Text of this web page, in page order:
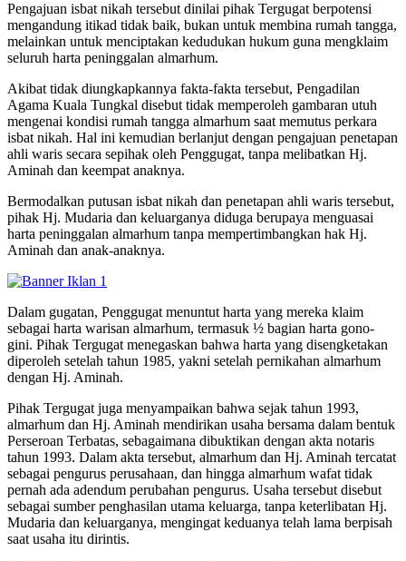
Pengajuan isbat nikah tersebut dinilai pihak Tergugat berpotensi
mengandung itikad tidak baik, bukan untuk membina rumah tangga,
melainkan untuk menciptakan kedudukan hukum guna mengklaim
seluruh harta peninggalan almarhum.
Akibat tidak diungkapkannya fakta-fakta tersebut, Pengadilan
Agama Kuala Tungkal disebut tidak memperoleh gambaran utuh
mengenai kondisi rumah tangga almarhum saat memutus perkara
isbat nikah. Hal ini kemudian berlanjut dengan pengajuan penetapan
ahli waris secara sepihak oleh Penggugat, tanpa melibatkan Hj.
Aminah dan keempat anaknya.
Bermodalkan putusan isbat nikah dan penetapan ahli waris tersebut,
pihak Hj. Mudaria dan keluarganya diduga berupaya menguasai
harta peninggalan almarhum tanpa mempertimbangkan hak Hj.
Aminah dan anak-anaknya.
Dalam gugatan, Penggugat menuntut harta yang mereka klaim
sebagai harta warisan almarhum, termasuk ½ bagian harta gono-
gini. Pihak Tergugat menegaskan bahwa harta yang disengketakan
diperoleh setelah tahun 1985, yakni setelah pernikahan almarhum
dengan Hj. Aminah.
Pihak Tergugat juga menyampaikan bahwa sejak tahun 1993,
almarhum dan Hj. Aminah mendirikan usaha bersama dalam bentuk
Perseroan Terbatas, sebagaimana dibuktikan dengan akta notaris
tahun 1993. Dalam akta tersebut, almarhum dan Hj. Aminah tercatat
sebagai pengurus perusahaan, dan hingga almarhum wafat tidak
pernah ada adendum perubahan pengurus. Usaha tersebut disebut
sebagai sumber penghasilan utama keluarga, tanpa keterlibatan Hj.
Mudaria dan keluarganya, mengingat keduanya telah lama berpisah
saat usaha itu dirintis.